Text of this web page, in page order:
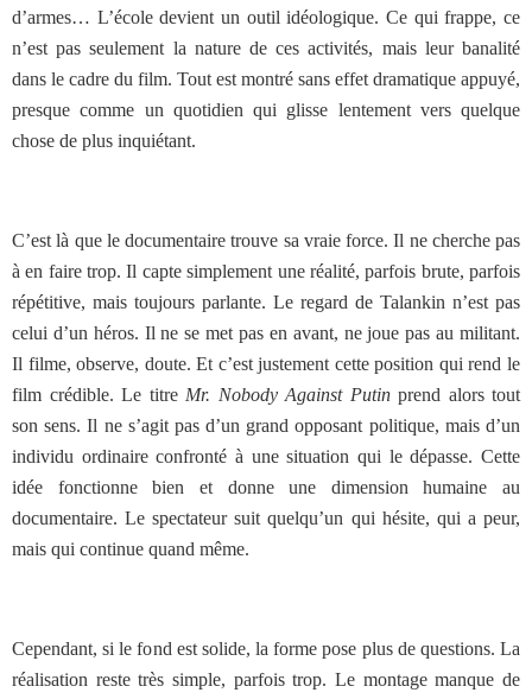
d’armes… L’école devient un outil idéologique. Ce qui frappe, ce
n’est pas seulement la nature de ces activités, mais leur banalité
dans le cadre du film. Tout est montré sans effet dramatique appuyé,
presque comme un quotidien qui glisse lentement vers quelque
chose de plus inquiétant.
C’est là que le documentaire trouve sa vraie force. Il ne cherche pas
à en faire trop. Il capte simplement une réalité, parfois brute, parfois
répétitive, mais toujours parlante. Le regard de Talankin n’est pas
celui d’un héros. Il ne se met pas en avant, ne joue pas au militant.
Il filme, observe, doute. Et c’est justement cette position qui rend le
film crédible. Le titre Mr. Nobody Against Putinprend alors tout
son sens. Il ne s’agit pas d’un grand opposant politique, mais d’un
individu ordinaire confronté à une situation qui le dépasse. Cette
idée fonctionne bien et donne une dimension humaine au
documentaire. Le spectateur suit quelqu’un qui hésite, qui a peur,
mais qui continue quand même.
Cependant, si le fond est solide, la forme pose plus de questions. La
réalisation reste très simple, parfois trop. Le montage manque de